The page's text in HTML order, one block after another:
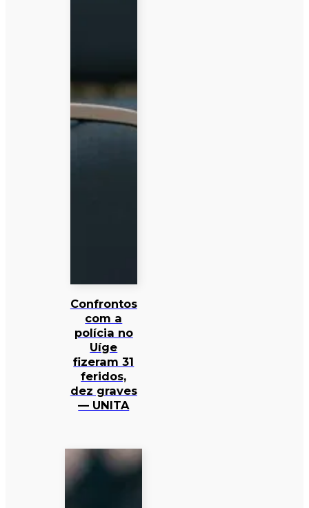
Confrontos
com a
polícia no
Uíge
fizeram 31
feridos,
dez graves
— UNITA